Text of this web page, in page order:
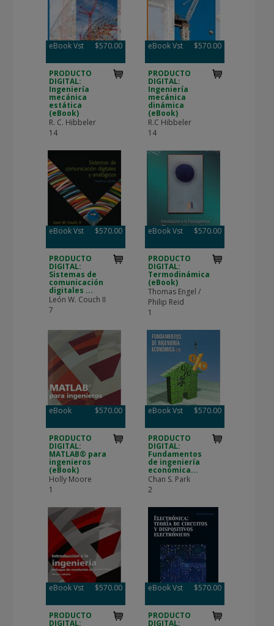
eBook Vst $570.00
PRODUCTO
DIGITAL:
Ingeniería
mecánica
estática
(eBook)
R. C. Hibbeler
14
eBook Vst $570.00
PRODUCTO
DIGITAL:
Ingeniería
mecánica
dinámica
(eBook)
R.C Hibbeler
14
eBook Vst $570.00
PRODUCTO
DIGITAL:
Sistemas de
comunicación
digitales ...
León W. Couch II
7
eBook Vst $570.00
PRODUCTO
DIGITAL:
Termodinámica
(eBook)
Thomas Engel /
Philip Reid
1
eBook $570.00
PRODUCTO
DIGITAL:
MATLAB® para
ingenieros
(eBook)
Holly Moore
1
eBook Vst $570.00
PRODUCTO
DIGITAL:
Fundamentos
de ingeniería
económica...
Chan S. Park
2
eBook Vst $570.00
PRODUCTO
DIGITAL:
eBook Vst $570.00
PRODUCTO
DIGITAL: